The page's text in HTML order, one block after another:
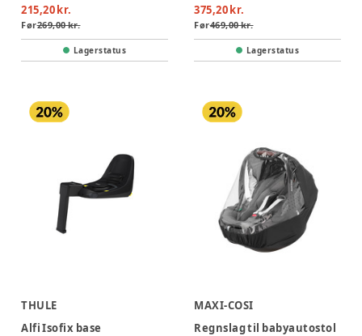
215,20 kr.
Før269,00 kr.
Lagerstatus
375,20 kr.
Før469,00 kr.
Lagerstatus
THULE
Alfi Isofix base
MAXI-COSI
Regnslag til babyautostol